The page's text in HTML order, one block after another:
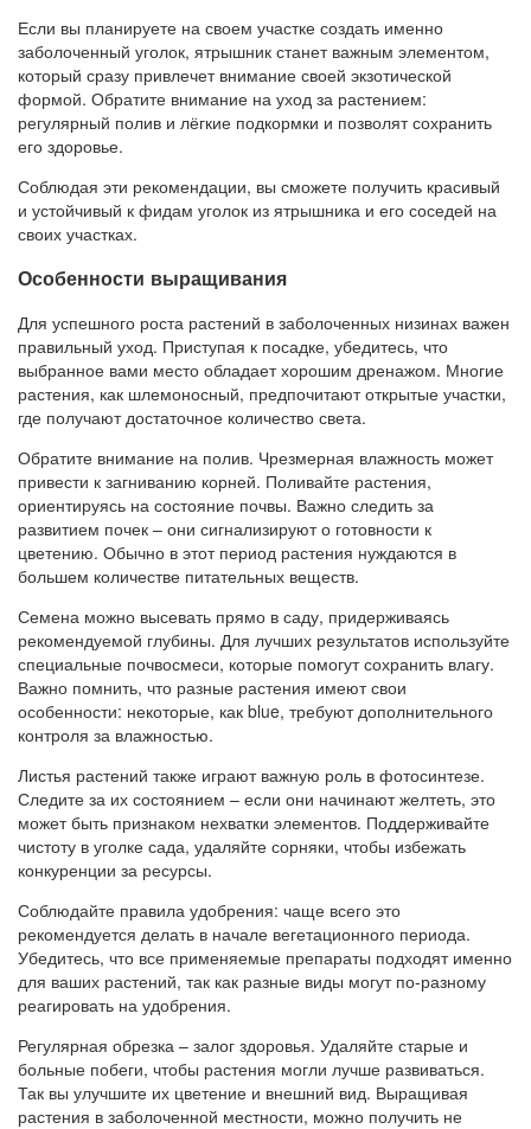
Если вы планируете на своем участке создать именно
заболоченный уголок, ятрышник станет важным элементом,
который сразу привлечет внимание своей экзотической
формой. Обратите внимание на уход за растением:
регулярный полив и лёгкие подкормки и позволят сохранить
его здоровье.
Соблюдая эти рекомендации, вы сможете получить красивый
и устойчивый к фидам уголок из ятрышника и его соседей на
своих участках.
Особенности выращивания
Для успешного роста растений в заболоченных низинах важен
правильный уход. Приступая к посадке, убедитесь, что
выбранное вами место обладает хорошим дренажом. Многие
растения, как шлемоносный, предпочитают открытые участки,
где получают достаточное количество света.
Обратите внимание на полив. Чрезмерная влажность может
привести к загниванию корней. Поливайте растения,
ориентируясь на состояние почвы. Важно следить за
развитием почек – они сигнализируют о готовности к
цветению. Обычно в этот период растения нуждаются в
большем количестве питательных веществ.
Семена можно высевать прямо в саду, придерживаясь
рекомендуемой глубины. Для лучших результатов используйте
специальные почвосмеси, которые помогут сохранить влагу.
Важно помнить, что разные растения имеют свои
особенности: некоторые, как blue, требуют дополнительного
контроля за влажностью.
Листья растений также играют важную роль в фотосинтезе.
Следите за их состоянием – если они начинают желтеть, это
может быть признаком нехватки элементов. Поддерживайте
чистоту в уголке сада, удаляйте сорняки, чтобы избежать
конкуренции за ресурсы.
Соблюдайте правила удобрения: чаще всего это
рекомендуется делать в начале вегетационного периода.
Убедитесь, что все применяемые препараты подходят именно
для ваших растений, так как разные виды могут по-разному
реагировать на удобрения.
Регулярная обрезка – залог здоровья. Удаляйте старые и
больные побеги, чтобы растения могли лучше развиваться.
Так вы улучшите их цветение и внешний вид. Выращивая
растения в заболоченной местности, можно получить не